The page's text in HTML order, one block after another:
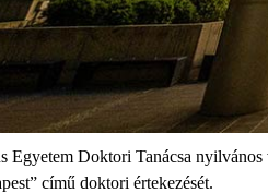
Egyetem Doktori Tanácsa
című doktori értekezését.